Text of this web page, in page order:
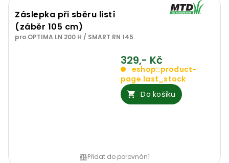
Záslepka při sběru listí
(záběr 105 cm)
pro OPTIMA LN 200 H / SMART RN 145
329,- Kč
eshop::product-
page.last_stock
Do košíku
Přidat do porovnání